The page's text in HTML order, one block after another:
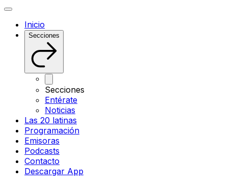
Inicio
Secciones
Secciones
Entérate
Noticias
Las 20 latinas
Programación
Emisoras
Podcasts
Contacto
Descargar App